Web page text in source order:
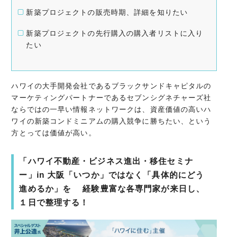
新築プロジェクトの販売時期、詳細を知りたい
新築プロジェクトの先行購入の購入者リストに入り
たい
ハワイの大手開発会社であるブラックサンドキャピタルの
マーケティングパートナーであるセブンシグネチャーズ社
ならではの一早い情報ネットワークは、資産価値の高いハ
ワイの新築コンドミニアムの購入競争に勝ちたい、という
方とっては価値が高い。
「ハワイ不動産・ビジネス進出・移住セミナ
ー」in 大阪「いつか」ではなく「具体的にどう
進めるか」を 経験豊富な各専門家が来日し、
１日で整理する！